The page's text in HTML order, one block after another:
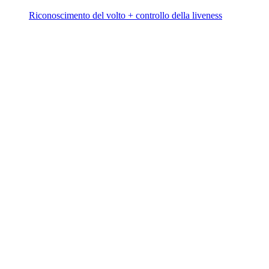
Riconoscimento del volto + controllo della liveness